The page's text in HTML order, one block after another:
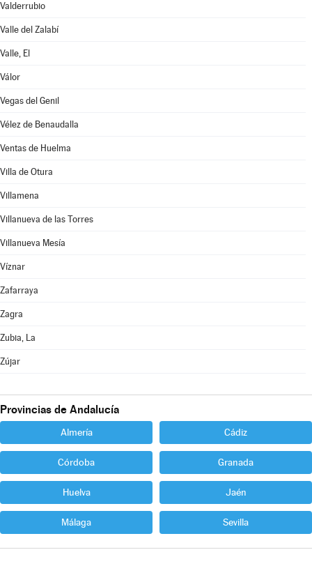
Valderrubio
Valle del Zalabí
Valle, El
Válor
Vegas del Genil
Vélez de Benaudalla
Ventas de Huelma
Villa de Otura
Villamena
Villanueva de las Torres
Villanueva Mesía
Víznar
Zafarraya
Zagra
Zubia, La
Zújar
Provincias de Andalucía
Almería Cádiz
Córdoba Granada
Huelva Jaén
Málaga Sevilla